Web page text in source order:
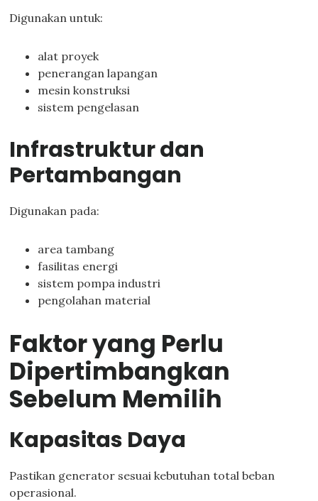
Digunakan untuk:
alat proyek
penerangan lapangan
mesin konstruksi
sistem pengelasan
Infrastruktur dan
Pertambangan
Digunakan pada:
area tambang
fasilitas energi
sistem pompa industri
pengolahan material
Faktor yang Perlu
Dipertimbangkan
Sebelum Memilih
Kapasitas Daya
Pastikan generator sesuai kebutuhan total beban
operasional.